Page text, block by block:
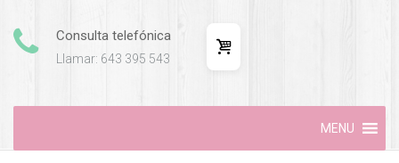
Consulta telefónica
Llamar: 643 395 543
content
MENU